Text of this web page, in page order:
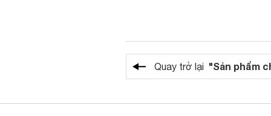
Quay trở lại "Sản phẩm